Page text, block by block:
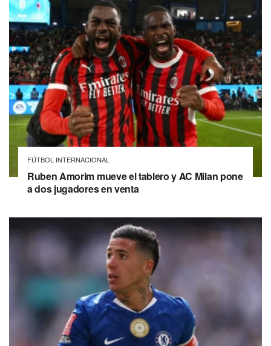
FÚTBOL INTERNACIONAL
Ruben Amorim mueve el tablero y AC Milan pone
a dos jugadores en venta